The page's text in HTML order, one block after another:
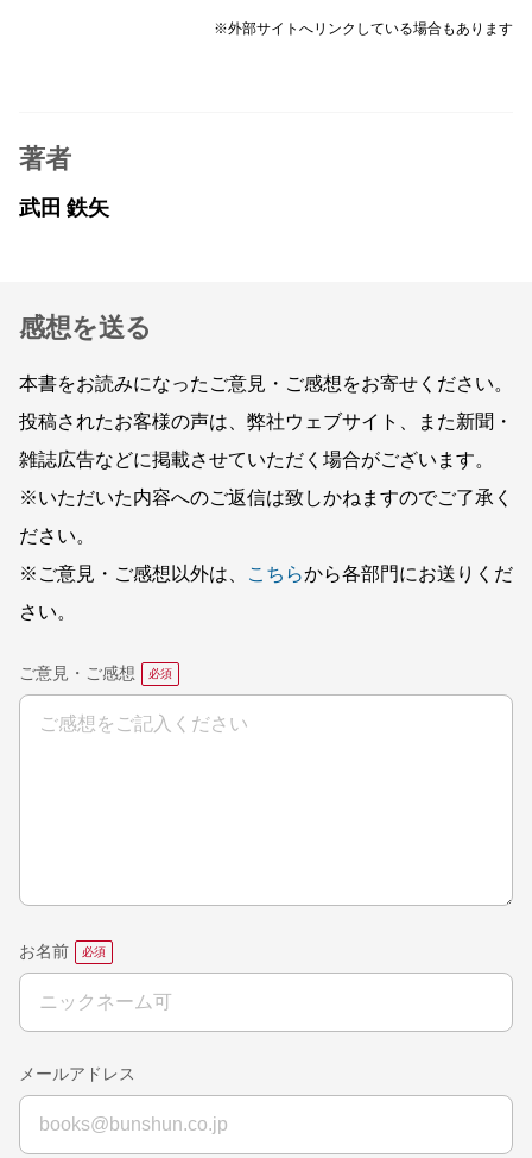
※外部サイトへリンクしている場合もあります
著者
武田 鉄矢
感想を送る
本書をお読みになったご意見・ご感想をお寄せください。
投稿されたお客様の声は、弊社ウェブサイト、また新聞・
雑誌広告などに掲載させていただく場合がございます。
※いただいた内容へのご返信は致しかねますのでご了承く
ださい。
※ご意見・ご感想以外は、
こちらから各部門にお送りくだ
さい。
ご意見・ご感想
お名前
メールアドレス